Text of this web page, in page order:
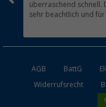
überraschend schnell.
sehr beachtlich und
waren gut verpackt
AGB BattG
Widerrufsrecht